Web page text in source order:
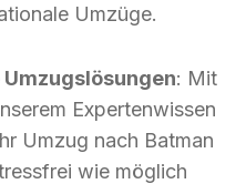
Umzüge.
: Mit
Expertenwissen
Umzug nach Batman
wie möglich